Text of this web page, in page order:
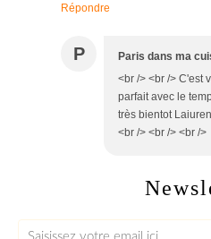
Répondre
P Paris dans ma
<br /> <br /> C'est
parfait avec le
très bientot
<br /> <br /> <br />